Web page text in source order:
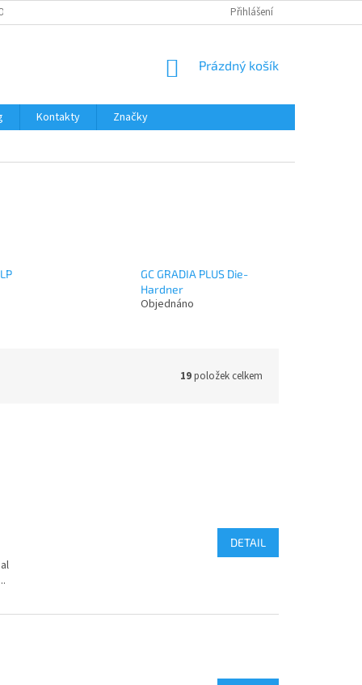
PLATBY Přihlášení
NÁKUPNÍ
Prázdný košík
Kontakty Značky
GC GRADIA PLUS Die-
Hardner
Objednáno
19položek celkem
DETAIL